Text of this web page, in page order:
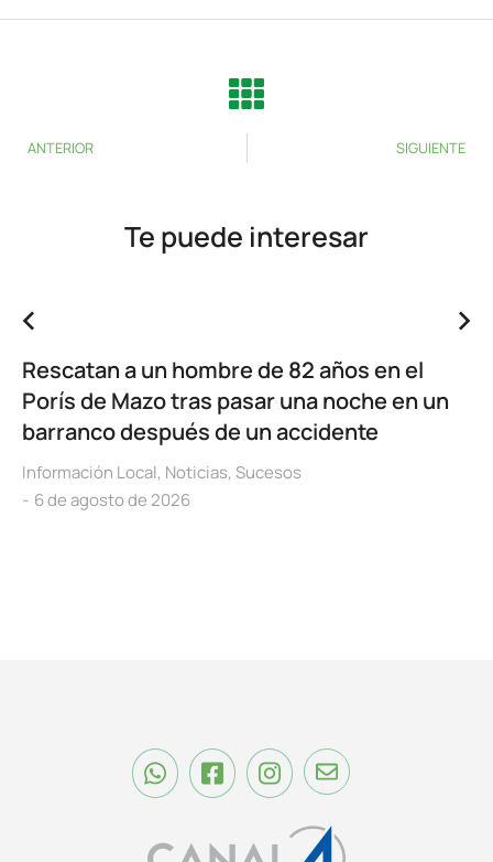
ANTERIOR SIGUIENTE
Te puede interesar
Rescatan a un hombre de 82 años en el
Porís de Mazo tras pasar una noche en un
barranco después de un accidente
Información Local, Noticias, Sucesos
6 de agosto de 2026